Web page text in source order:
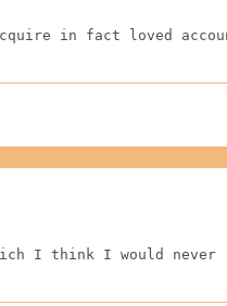
in fact loved
I think I would